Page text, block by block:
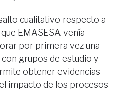
cualitativo respecto a
EMASESA venía
por primera vez una
grupos de estudio y
obtener evidencias
impacto de los procesos